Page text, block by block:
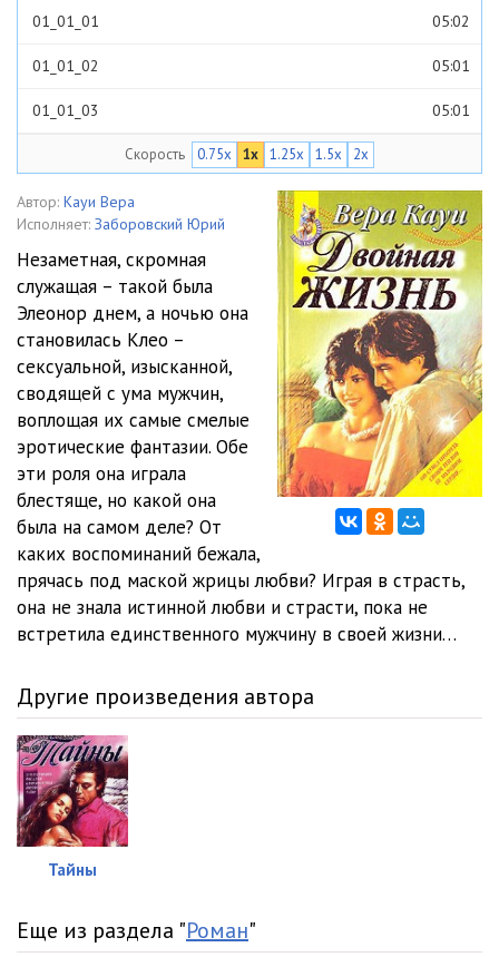
01_01_01 05:02
01_01_02 05:01
01_01_03 05:01
01_01_05
05:05
01_01_07 05:01
01_01_08 05:03
01_01_09 05:01
01_01_10 05:00
01_01_11 05:02
01_01_12
01_02_01
01_02_02
01_02_03 05:01
01_02_04
01_02_05
01_02_06
01_02_07
01_02_08
Скорость 0.75x 1x 1.25x 1.5x 2x
Автор: Кауи Вера
Исполняет: Заборовский Юрий
Незаметная, скромная
служащая – такой была
Элеонор днем, а ночью она
становилась Клео –
сексуальной, изысканной,
сводящей с ума мужчин,
воплощая их самые смелые
эротические фантазии. Обе
эти роля она играла
блестяще, но какой она
была на самом деле? От
каких воспоминаний бежала,
прячась под маской жрицы любви? Играя в страсть,
она не знала истинной любви и страсти, пока не
встретила единственного мужчину в своей жизни…
Другие произведения автора
Тайны
Еще из раздела "Роман"